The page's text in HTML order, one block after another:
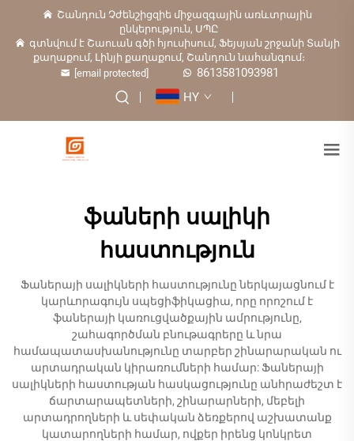
Շանդուն Չժենշիցզիե միջազգային առևտրային
ընկերություն, ՍՊԸ
գտնվում է Շաուան գծի հյուսիսում, Ֆեյսյան շրջանի Տանյի
քաղաքում, Լինյի քաղաքում, Շանդուն նահանգում։
[email protected]
8613581093981
HY
ֆաների սալիկի
հաստություն
Ֆաներայի սալիկների հաստությունը ներկայացնում է
կարևորագույն սպեցիֆիկացիա, որը որոշում է
ֆաներայի կառուցվածքային ամրությունը,
շահագործման բնութագրերը և նրա
համապատասխանությունը տարբեր շինարարական ու
արտադրական կիրառումների համար: Ֆաներայի
սալիկների հաստության հասկացությունը անհրաժեշտ է
ճարտարապետների, շինարարների, մեբելի
արտադրողների և սեփական ձեռքերով աշխատանք
կատարողների համար, ովքեր իրենց կոնկրետ